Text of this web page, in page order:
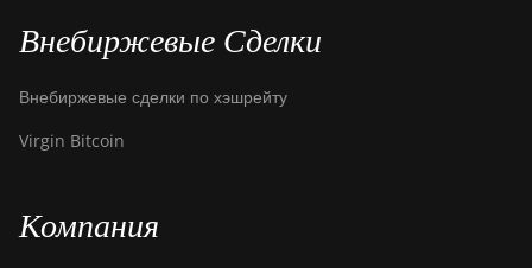
Внебиржевые Сделки
Внебиржевые сделки по хэшрейту
Virgin Bitcoin
Компания